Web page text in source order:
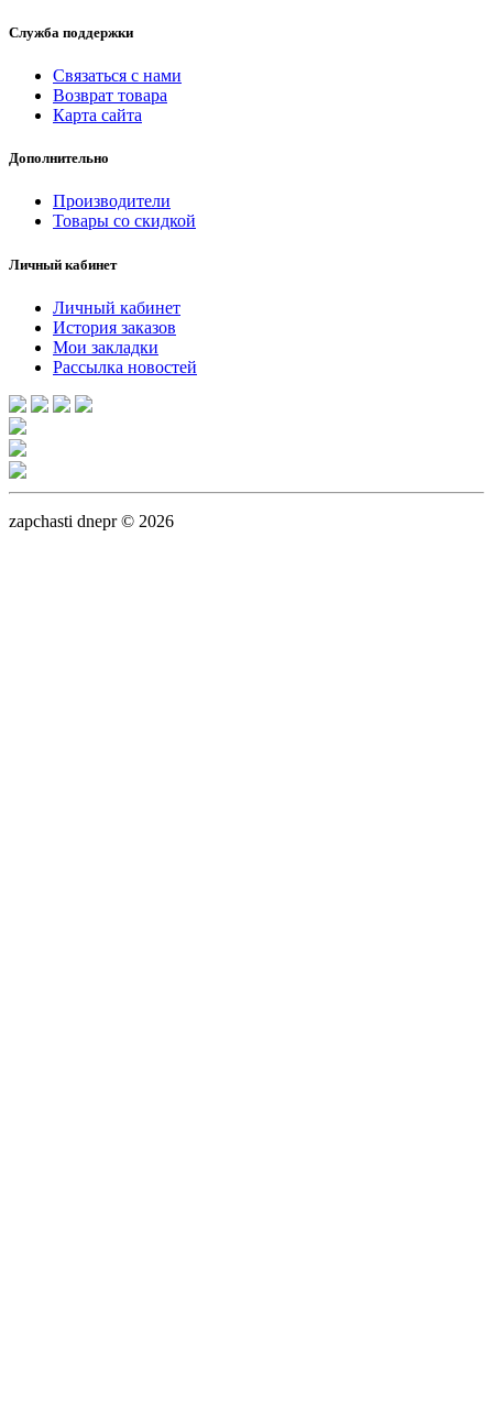
Служба поддержки
Связаться с нами
Возврат товара
Карта сайта
Дополнительно
Производители
Товары со скидкой
Личный кабинет
Личный кабинет
История заказов
Мои закладки
Рассылка новостей
zapchasti dnepr © 2026